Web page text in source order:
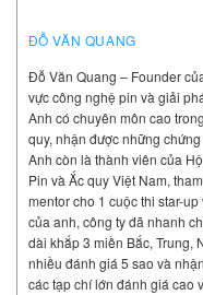
ĐỖ VĂN QUANG
Đỗ Văn Quang – Founder
vực công nghệ pin và giải
Anh có chuyên môn cao
quy, nhận được những
Anh còn là thành viên của
Pin và Ắc quy Việt Nam,
mentor cho 1 cuộc thi star-
của anh, công ty đã nhanh
dài khắp 3 miền Bắc, Trung,
nhiều đánh giá 5 sao và
các tạp chí lớn đánh giá cao